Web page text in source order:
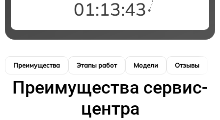
01:13:43
Преимущества Этапы работ Модели Отзывы
Преимущества сервис-
центра